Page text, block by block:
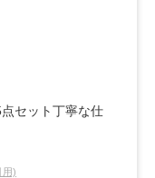
セット丁寧な仕
用)